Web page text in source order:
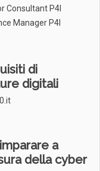
Consultant P4I
Manager P4I
di
digitali
a
della cyber